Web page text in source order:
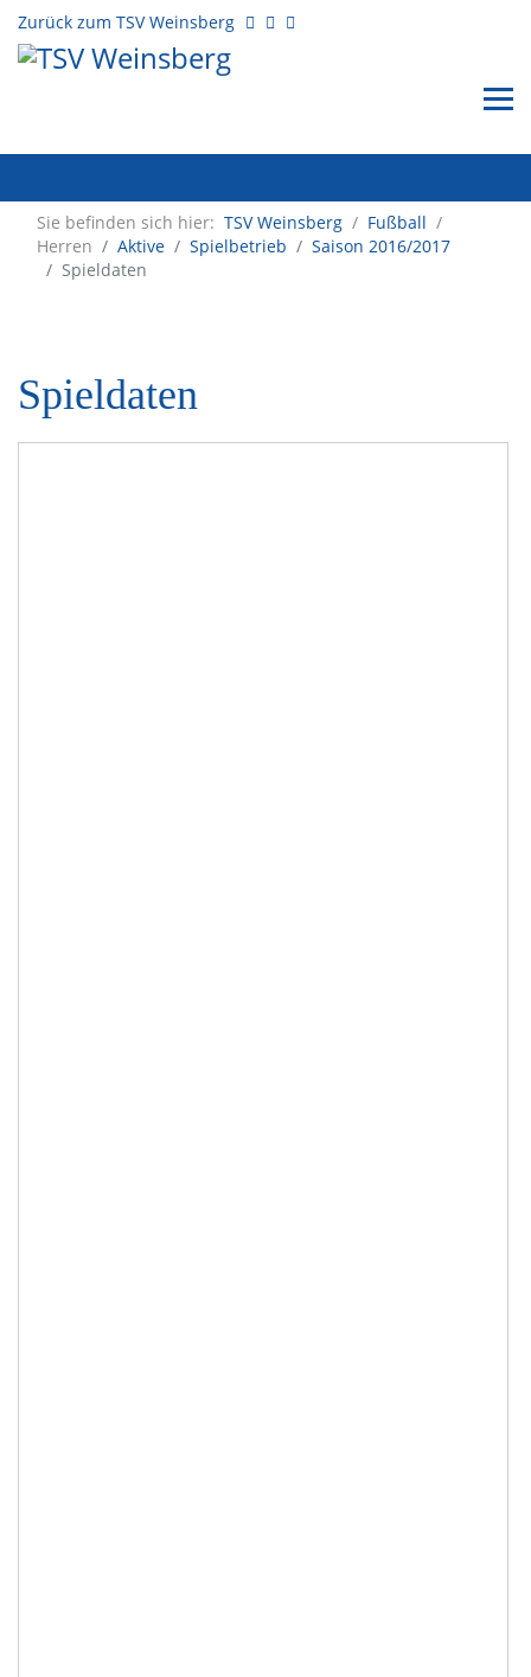
Zurück zum TSV Weinsberg
Sie befinden sich hier: TSV Weinsberg / Fußball /
Herren
Aktive Spielbetrieb
Saison 2016/2017
Spieldaten
Spieldaten